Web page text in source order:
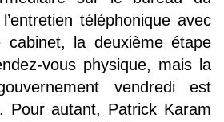
téléphonique avec
cabinet, la deuxième étape
vous physique, mais la
vendredi est
Pour autant, Patrick Karam